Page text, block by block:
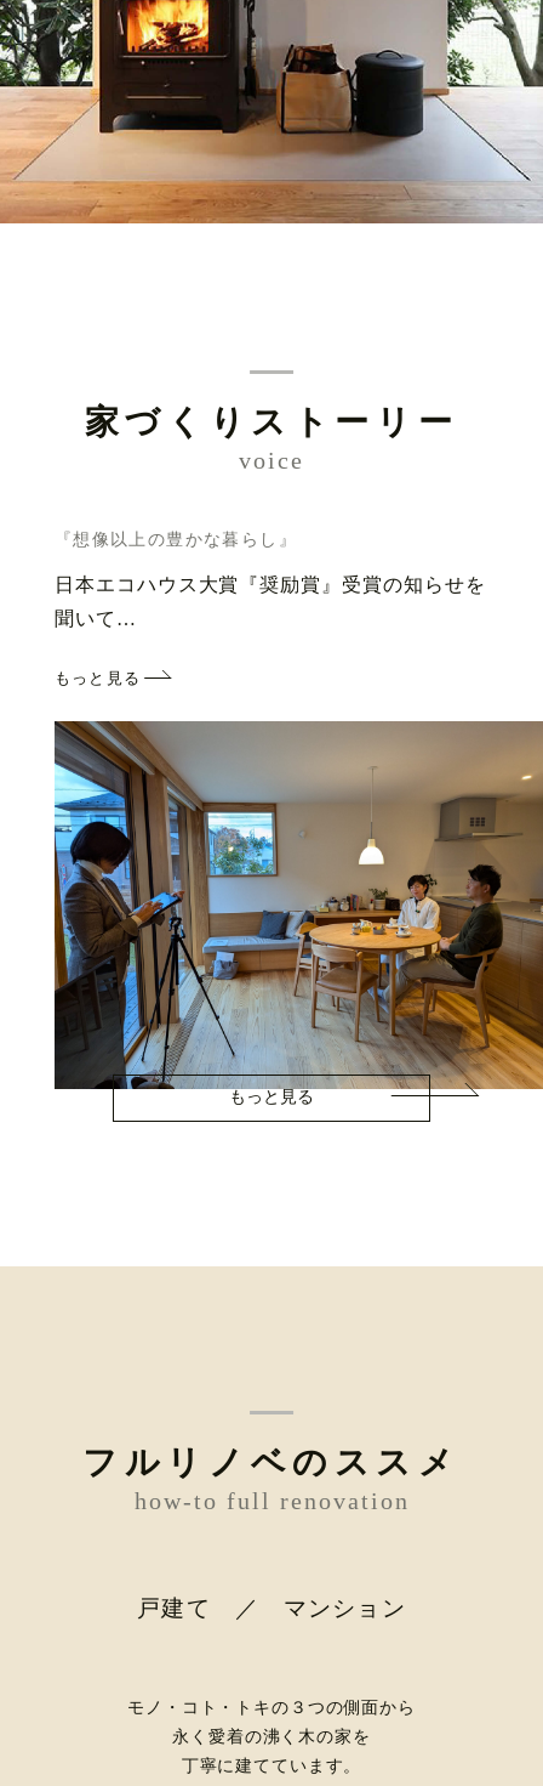
家づくりストーリー
voice
『想像以上の豊かな暮らし』
日本エコハウス大賞『奨励賞』受賞の知らせを
聞いて…
もっと見る
もっと見る
フルリノベのススメ
how-to full renovation
戸建て ／ マンション
モノ・コト・トキの３つの側面から
永く愛着の沸く木の家を
丁寧に建てています。